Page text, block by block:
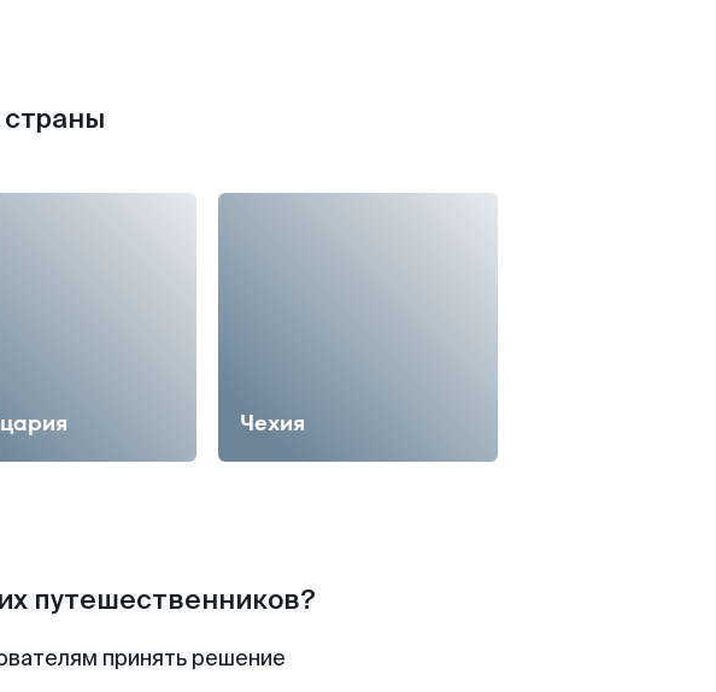
Чехия
путешественников?
принять решение